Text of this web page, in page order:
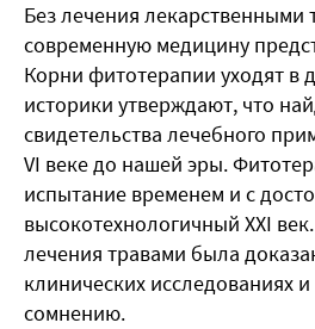
Без лечения лекарственными
современную медицину
Корни фитотерапии уходят
историки утверждают, что
свидетельства лечебного
VI веке до нашей эры.
испытание временем и с
высокотехнологичный XXI
лечения травами была
клинических исследованиях
сомнению.